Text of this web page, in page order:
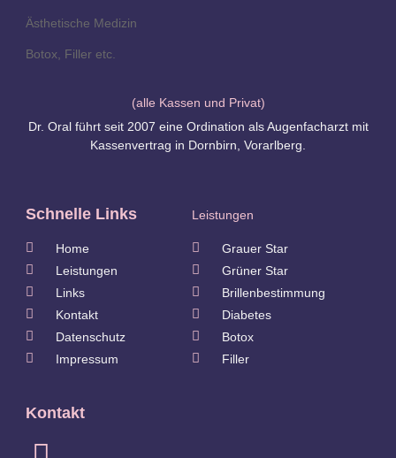
Ästhetische Medizin
Botox, Filler etc.
(alle Kassen und Privat)
Dr. Oral führt seit 2007 eine Ordination als Augenfacharzt mit
Kassenvertrag in Dornbirn, Vorarlberg.
Schnelle Links
Home
Leistungen
Links
Kontakt
Datenschutz
Impressum
Leistungen
Grauer Star
Grüner Star
Brillenbestimmung
Diabetes
Botox
Filler
Kontakt